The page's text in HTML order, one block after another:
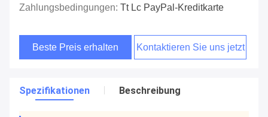
Zahlungsbedingungen: Tt Lc PayPal-Kreditkarte
Beste Preis erhalten Kontaktieren Sie uns jetzt
Spezifikationen Beschreibung